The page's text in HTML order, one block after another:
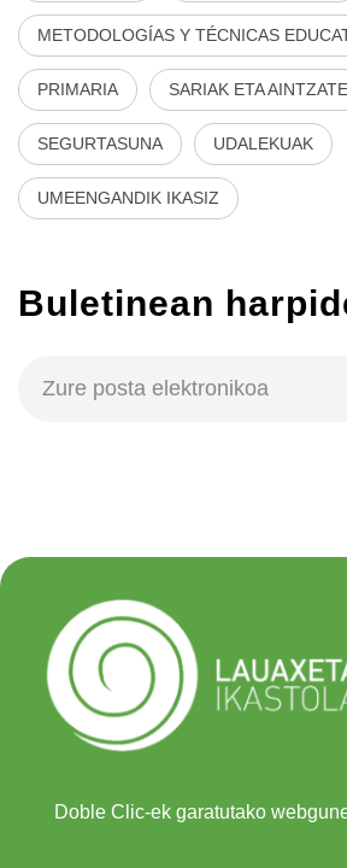
METODOLOGÍAS Y TÉCNICAS
PRIMARIA SARIAK ETA
SEGURTASUNA UDALEKUAK
UMEENGANDIK IKASIZ
Buletinean
Doble Clic-ek garatutako